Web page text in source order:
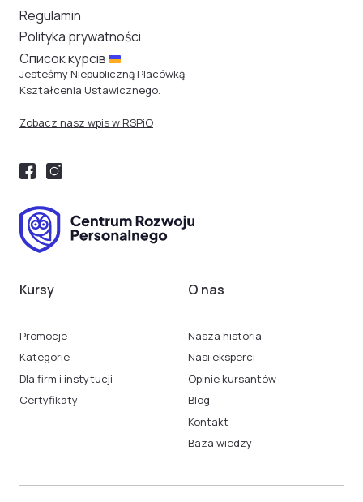
Regulamin
Polityka prywatności
Cписок курсів
Jesteśmy Niepubliczną Placówką
Kształcenia Ustawicznego.
Zobacz nasz wpis w RSPiO
Kursy
Promocje
Kategorie
Dla firm i instytucji
Certyfikaty
O nas
Nasza historia
Nasi eksperci
Opinie kursantów
Blog
Kontakt
Baza wiedzy